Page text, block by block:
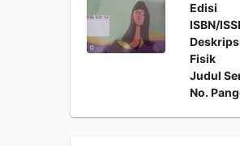
Edisi
ISBN/
Fisik
Judul
No.